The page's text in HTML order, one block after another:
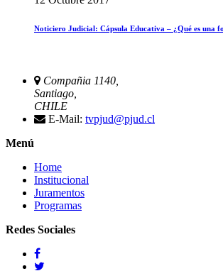
Noticiero Judicial: Cápsula Educativa – ¿Qué es una
Compañia 1140,
Santiago,
CHILE
E-Mail: tvpjud@pjud.cl
Menú
Home
Institucional
Juramentos
Programas
Redes Sociales